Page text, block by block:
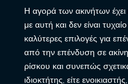
Η αγορά των ακινήτων
με αυτή και δεν είναι
καλύτερες επιλογές για
από την επένδυση σε
ρίσκου και συνεπώς
ιδιοκτήτης, είτε